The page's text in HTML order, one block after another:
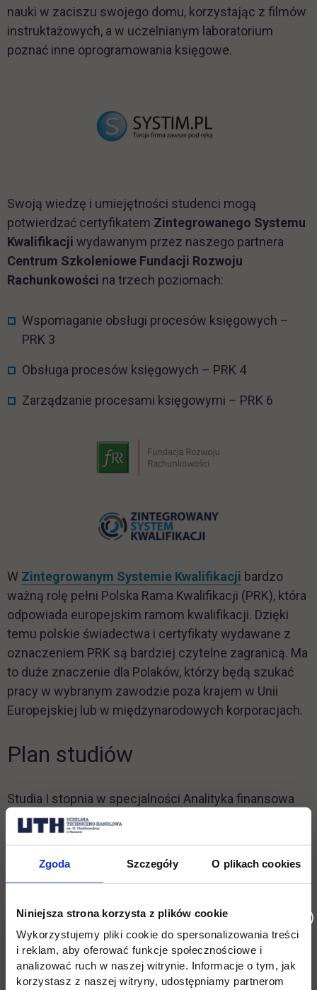
Zgoda Szczegóły O plikach cookies
Niniejsza strona korzysta z plików cookie
Wykorzystujemy pliki cookie do spersonalizowania treści
i reklam, aby oferować funkcje społecznościowe i
analizować ruch w naszej witrynie. Informacje o tym, jak
korzystasz z naszej witryny, udostępniamy partnerom
nauki w zaciszu swojego domu, korzystając z filmów
instruktażowych, a w uczelnianym laboratorium
poznać inne oprogramowania księgowe.
Swoją wiedzę i umiejętności studenci mogą
potwierdzać certyfikatem Zintegrowanego Systemu
Kwalifikacji wydawanym przez naszego partnera
Centrum Szkoleniowe Fundacji Rozwoju
Rachunkowości na trzech poziomach:
Wspomaganie obsługi procesów księgowych –
PRK 3
Obsługa procesów księgowych – PRK 4
Zarządzanie procesami księgowymi – PRK 6
link otwiera się w nowej karcie
link otwiera się w nowej karcie
W Zintegrowanym Systemie Kwalifikacji bardzo
ważną rolę pełni Polska Rama Kwalifikacji (PRK), która
odpowiada europejskim ramom kwalifikacji. Dzięki
temu polskie świadectwa i certyfikaty wydawane z
oznaczeniem PRK są bardziej czytelne zagranicą. Ma
to duże znaczenie dla Polaków, którzy będą szukać
pracy w wybranym zawodzie poza krajem w Unii
Europejskiej lub w międzynarodowych korporacjach.
Plan studiów
Studia I stopnia w specjalności Analityka finansowa
realizowana na Kierunku Finanse i rachunkowość na
Uczelni Techniczno-handlowej w Warszawie mają na
celu dostarczenie cennej wiedzy i umiejętności
największą starannością, dlatego zapewnia szeroki
wgląd w analizę finansową, jak również w ogólne
tematy z zakresu zarządzania.Zajęcia prowadzone
są przez wykładowców finansów i praktyków